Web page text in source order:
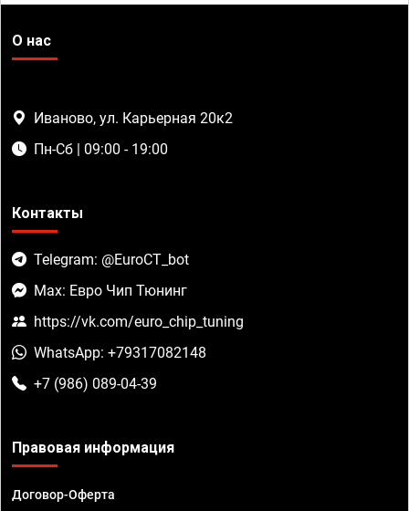
О нас
Иваново, ул. Карьерная 20к2
Пн-Сб | 09:00 - 19:00
Контакты
Telegram: @EuroCT_bot
Max: Евро Чип Тюнинг
https://vk.com/euro_chip_tuning
WhatsApp: +79317082148
+7 (986) 089-04-39
Правовая информация
Договор-Оферта